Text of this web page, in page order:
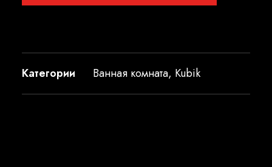
Категории Ванная комната, Kubik